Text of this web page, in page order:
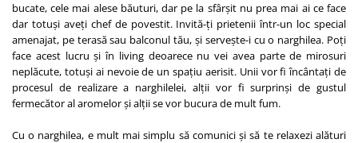
bucate, cele mai alese băuturi, dar pe la sfârșit nu prea mai ai ce face
dar totuși aveți chef de povestit. Invită-ți prietenii într-un loc special
amenajat, pe terasă sau balconul tău, și servește-i cu o narghilea. Poți
face acest lucru și în living deoarece nu vei avea parte de mirosuri
neplăcute, totuși ai nevoie de un spațiu aerisit. Unii vor fi încântați de
procesul de realizare a narghilelei, alții vor fi surprinși de gustul
fermecător al aromelor și alții se vor bucura de mult fum.
Cu o narghilea, e mult mai simplu să comunici și să te relaxezi alături